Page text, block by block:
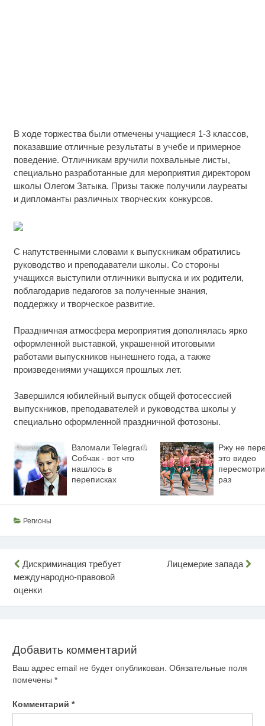
В ходе торжества были отмечены учащиеся 1-3 классов,
показавшие отличные результаты в учебе и примерное
поведение. Отличникам вручили похвальные листы,
специально разработанные для мероприятия директором
школы Олегом Затыка. Призы также получили лауреаты
и дипломанты различных творческих конкурсов.
С напутственными словами к выпускникам обратились
руководство и преподаватели школы. Со стороны
учащихся выступили отличники выпуска и их родители,
поблагодарив педагогов за полученные знания,
поддержку и творческое развитие.
Праздничная атмосфера мероприятия дополнялась ярко
оформленной выставкой, украшенной итоговыми
работами выпускников нынешнего года, а также
произведениями учащихся прошлых лет.
Завершился юбилейный выпуск общей фотосессией
выпускников, преподавателей и руководства школы у
специально оформленной праздничной фотозоны.
i
Взломали Telegram
Собчак - вот что
нашлось в
переписках
Ржу не
это видео
раз
Регионы
Навигация
по
записям
Дискриминация требует
международно-правовой
оценки
Лицемерие запада
Добавить комментарий
Ваш адрес email не будет опубликован. Обязательные поля
помечены *
Комментарий *